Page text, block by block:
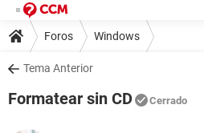
Foros Windows
Tema Anterior
Formatear sin CD Cerrado